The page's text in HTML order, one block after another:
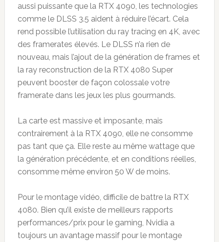
aussi puissante que la RTX 4090, les technologies
comme le DLSS 3.5 aident à réduire l’écart. Cela
rend possible l’utilisation du ray tracing en 4K, avec
des framerates élevés. Le DLSS n’a rien de
nouveau, mais l’ajout de la génération de frames et
la ray reconstruction de la RTX 4080 Super
peuvent booster de façon colossale votre
framerate dans les jeux les plus gourmands.
La carte est massive et imposante, mais
contrairement à la RTX 4090, elle ne consomme
pas tant que ça. Elle reste au même wattage que
la génération précédente, et en conditions réelles,
consomme même environ 50 W de moins.
Pour le montage vidéo, difficile de battre la RTX
4080. Bien qu’il existe de meilleurs rapports
performances/prix pour le gaming, Nvidia a
toujours un avantage massif pour le montage